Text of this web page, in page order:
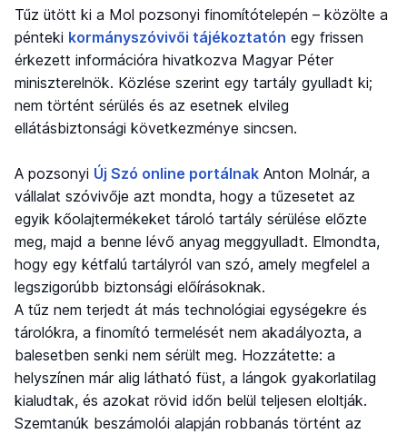
Tűz ütött ki a Mol pozsonyi finomítótelepén – közölte a
pénteki kormányszóvivői tájékoztatón egy frissen
érkezett információra hivatkozva Magyar Péter
miniszterelnök. Közlése szerint egy tartály gyulladt ki;
nem történt sérülés és az esetnek elvileg
ellátásbiztonsági következménye sincsen.
A pozsonyi Új Szó online portálnak Anton Molnár, a
vállalat szóvivője azt mondta, hogy a tűzesetet az
egyik kőolajtermékeket tároló tartály sérülése előzte
meg, majd a benne lévő anyag meggyulladt. Elmondta,
hogy egy kétfalú tartályról van szó, amely megfelel a
legszigorúbb biztonsági előírásoknak.
A tűz nem terjedt át más technológiai egységekre és
tárolókra, a finomító termelését nem akadályozta, a
balesetben senki nem sérült meg. Hozzátette: a
helyszínen már alig látható füst, a lángok gyakorlatilag
kialudtak, és azokat rövid időn belül teljesen eloltják.
Szemtanúk beszámolói alapján robbanás történt az